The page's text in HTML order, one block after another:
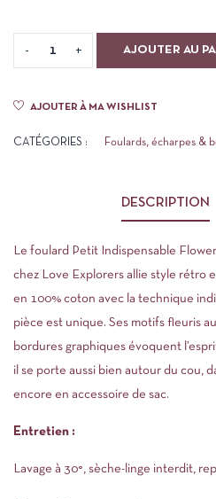
AJOUTER AU
AJOUTER À MA WISHLIST
CATÉGORIES : Foulards, écharpes &
DESCRIPTION
Le foulard Petit Indispensable
chez Love Explorers allie style rétro
en 100% coton avec la technique
pièce est unique. Ses motifs fleuris
bordures graphiques évoquent
il se porte aussi bien autour du cou,
encore en accessoire de sac.
Entretien :
Lavage à 30°, sèche-linge interdit,